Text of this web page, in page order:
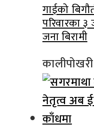
गाईको
परिवारका
जना बिरामी
कालीपोखरी